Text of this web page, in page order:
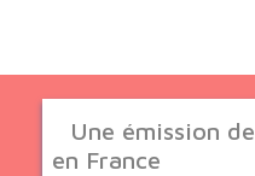
Une émission
en France